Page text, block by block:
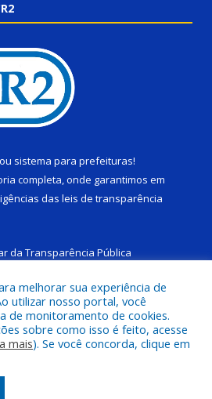
ou sistema para prefeituras!
completa, onde garantimos em
das leis de transparência
da Transparência Pública
a Câmara Municipal de Ponta de
Pedras.
Área Administrativa
melhorar sua experiência de
utilizar nosso portal, você
de monitoramento de cookies.
sobre como isso é feito, acesse
mais). Se você concorda, clique em